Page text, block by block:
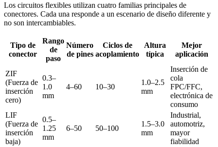
Los circuitos flexibles utilizan cuatro familias principales de
conectores. Cada una responde a un escenario de diseño diferente y
no son intercambiables.
Tipo de
conector
Rango
de
paso
Número
de pines
Ciclos de
acoplamiento
Altura
típica
Mejor
aplicación
ZIF
(Fuerza de
inserción
cero)
0.3–
1.0
mm
4–60 10–30
1.0–2.5
mm
Inserción de
cola
FPC/FFC,
electrónica de
consumo
LIF
(Fuerza de
inserción
baja)
0.5–
1.25
mm
6–50 50–100
1.5–3.0
mm
Industrial,
automotriz,
mayor
fiabilidad